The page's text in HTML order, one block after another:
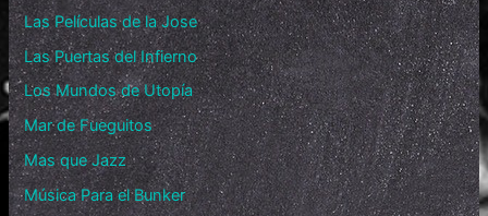
Las Películas de la Jose
Las Puertas del Infierno
Los Mundos de Utopía
Mar de Fueguitos
Mas que Jazz
Música Para el Bunker